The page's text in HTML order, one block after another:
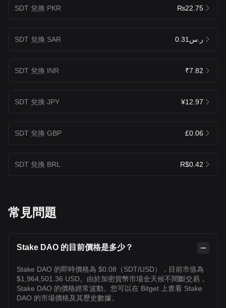
SDT 兌換 PKR ₨22.75
SDT 兌換 SAR ر.س0.31
SDT 兌換 INR ₹7.82
SDT 兌換 JPY ¥12.97
SDT 兌換 GBP £0.06
SDT 兌換 BRL R$0.42
常見問題
Stake DAO 的目前價格是多少？
Stake DAO 的即時價格為 $0.08（SDT/USD），目前市值為
$1,964,501.36 USD。由於加密貨幣市場全天候不間斷交易，
Stake DAO 的價格經常波動。您可以在 Bitget 上查看 Stake
DAO 的市場價格及其歷史數據。